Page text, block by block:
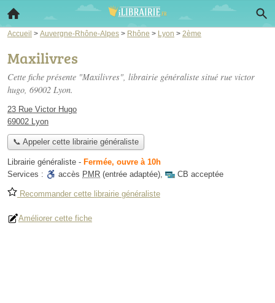
Accueil > Auvergne-Rhône-Alpes > Rhône > Lyon > 2ème
Maxilivres
Cette fiche présente "Maxilivres", librairie généraliste situé rue victor
hugo, 69002 Lyon.
23 Rue Victor Hugo
69002 Lyon
📞 Appeler cette librairie généraliste
Librairie généraliste - Fermée, ouvre à 10h
Services :
accès PMR (entrée adaptée), CB acceptée
Recommander cette librairie généraliste
Améliorer cette fiche